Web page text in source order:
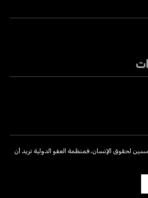
لحقوق الإنسان، فمنظمة العفو الدولية تريد أن